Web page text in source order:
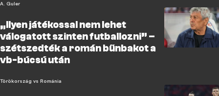
A. Guler
„Ilyen játékossal nem lehet
válogatott szinten futballozni” –
szétszedték a román bűnbakot a
vb-búcsú után
Törökország vs Románia